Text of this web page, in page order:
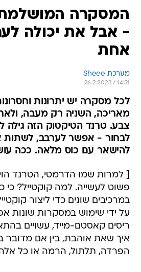
המסקרה
- אבל את יכולה
אחת
מערכת Sheee
26.2.2023 / 14:51
לכל מסקרה יש יתרונות
מאריכה, השניה רק מעבה,
צבע. טרנד הטיקטוק הזה גילה
לבחור - אפשר לערבב, לשתות
להישאר עם כוס מלאה. ככה
[ למרות שמו הדרמטי, הטרנד
פשוט לעשייה. למה קוקטייל?
במרכיבים שונים כדי ליצור
על ידי שימוש במסקרות שונות
ריסים קאסטם-מייד, עשויים
איך שאת אוהבת, בין אם מדובר
הפרדה, תלתול, הרמה או כל אלה